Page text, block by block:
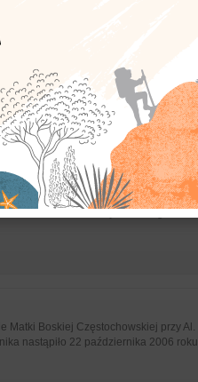
Wojska Polskiego
Warszawskiej i Bohaterów Wolności.
pamięci żołnierzy Wojska Polskiego z
przy ul. Dąbrowskiego 2. Jest
oraz członkom Szarych Szeregów z
Matki Boskiej Częstochowskiej przy Al.
nastąpiło 22 października 2006 roku